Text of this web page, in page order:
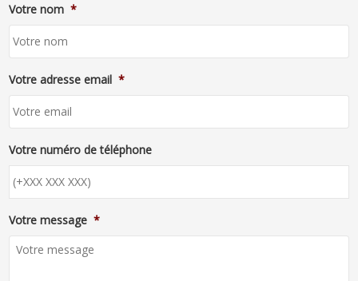
Votre nom *
Votre adresse email *
Votre numéro de téléphone
Votre message *